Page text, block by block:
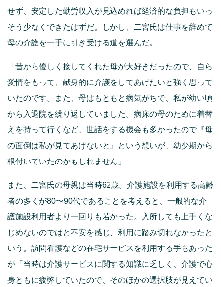
せず、安定した勤労収入が見込めれば経済的な負担もいっ
そう少なくできたはずだ。しかし、二宮氏は仕事を辞めて
母の介護を一手に引き受ける道を選んだ。
「昔から優しく接してくれた母が大好きだったので、自ら
愛情をもって、献身的に介護をしてあげたいと強く思って
いたのです。また、母はもともと病気がちで、私が幼い頃
から入退院を繰り返していました。病床の母のために着替
えを持って行くなど、世話をする機会も多かったので『母
の面倒は私が見てあげないと』という想いが、幼少期から
根付いていたのかもしれません」
また、二宮氏の母親は当時62歳。介護施設を利用する高齢
者の多くが80〜90代であることを考えると、一般的な介
護施設利用者より一回りも若かった。入所しても上手くな
じめないのではと不安を感じ、利用に踏み切れなかったと
いう。訪問看護などの在宅サービスを利用する手もあった
が「当時は介護サービスに関する知識に乏しく、介護で心
身ともに疲弊していたので、そのほかの選択肢が見えてい